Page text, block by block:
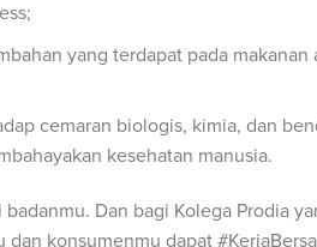
yang terdapat pada makanan
cemaran biologis, kimia, dan
kesehatan manusia.
Dan bagi Kolega Prodia
konsumenmu dapat